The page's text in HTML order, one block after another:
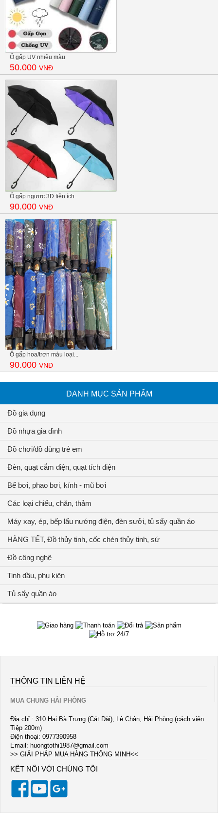
Ô gấp UV nhiều màu
50.000 VNĐ
Ô gấp ngược 3D tiện ích...
90.000 VNĐ
Ô gấp hoa/trơn màu loại...
90.000 VNĐ
DANH MỤC SẢN PHẨM
Đồ gia dụng
Đồ nhựa gia đình
Đồ chơi/đồ dùng trẻ em
Đèn, quạt cắm điện, quạt tích điện
Bể bơi, phao bơi, kính - mũ bơi
Các loại chiếu, chăn, thảm
Máy xay, ép, bếp lẩu nướng điện, đèn sưởi, tủ sấy quần áo
HÀNG TẾT, Đồ thủy tinh, cốc chén thủy tinh, sứ
Đồ công nghệ
Tinh dầu, phụ kiện
Tủ sấy quần áo
THÔNG TIN LIÊN HỆ
MUA CHUNG HẢI PHÒNG
Địa chỉ : 310 Hai Bà Trưng (Cát Dài), Lê Chân, Hải Phòng (cách viện
Tiệp 200m)
Điện thoại: 0977390958
Email: huongtothi1987@gmail.com
>> GIẢI PHÁP MUA HÀNG THÔNG MINH<<
KẾT NỐI VỚI CHÚNG TÔI